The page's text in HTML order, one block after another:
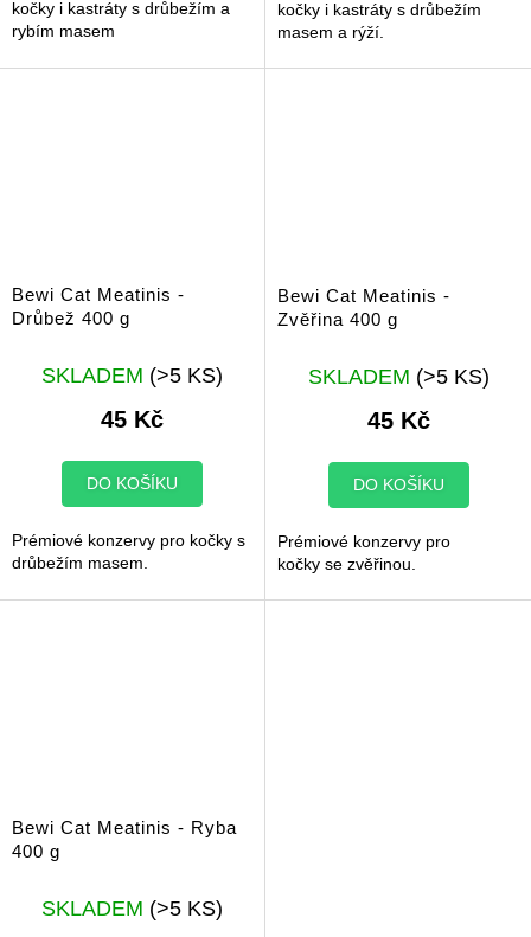
kočky i kastráty s drůbežím a
rybím masem
kočky i kastráty s drůbežím
masem a rýží.
Bewi Cat Meatinis -
Drůbež 400 g
SKLADEM (>5 KS)
45 Kč
DO KOŠÍKU
Prémiové konzervy pro kočky s
drůbežím masem.
Bewi Cat Meatinis -
Zvěřina 400 g
SKLADEM (>5 KS)
45 Kč
DO KOŠÍKU
Prémiové konzervy pro
kočky se zvěřinou.
Bewi Cat Meatinis - Ryba
400 g
SKLADEM (>5 KS)